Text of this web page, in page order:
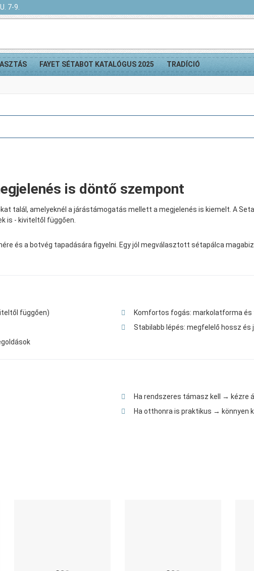
7-9.
FAYET SÉTABOT KATALÓGUS 2025 TRADÍCIÓ
is döntő szempont
talál, amelyeknél a járástámogatás mellett a megjelenés is kiemelt. A
is - kiviteltől függően.
és a botvég tapadására figyelni. Egy jól megválasztott sétapálca
függően)
Komfortos fogás: markolatforma
Stabilabb lépés: megfelelő hossz
Ha rendszeres támasz kell → kézre
Ha otthonra is praktikus → könnyen